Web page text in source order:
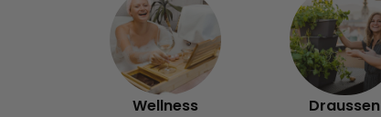
Wellness Draussen